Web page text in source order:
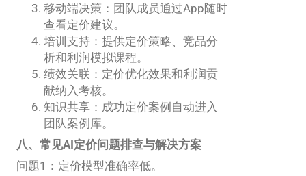
移动端决策：团队成员通过App随时
查看定价建议。
培训支持：提供定价策略、竞品分
析和利润模拟课程。
绩效关联：定价优化效果和利润贡
献纳入考核。
知识共享：成功定价案例自动进入
团队案例库。
八、常见AI定价问题排查与解决方案
问题1：定价模型准确率低。